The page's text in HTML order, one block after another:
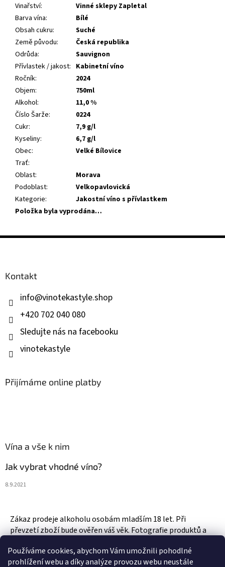
Používáme cookies, abychom Vám umožnili pohodlné
prohlížení webu a díky analýze provozu webu neustále
Vinařství:
Vinné sklepy Zapletal
Barva vína:
Bílé
Obsah cukru:
Suché
Země původu:
Česká republika
Odrůda:
Sauvignon
Přívlastek / jakost: Kabinetní víno
Ročník:
2024
Objem:
750ml
Alkohol:
11,0 %
Číslo Šarže:
0224
Cukr:
7,9 g/l
Kyseliny:
6,7 g/l
Obec:
Velké Bílovice
Trať:
Oblast:
Morava
Podoblast:
Velkopavlovická
Kategorie:
Jakostní víno s přívlastkem
Položka byla vyprodána…
Z
Kontakt
info@vinotekastyle.shop
+420 702 040 080
Sledujte nás na facebooku
vinotekastyle
Přijímáme online platby
Vína a vše k nim
Jak vybrat vhodné víno?
8.9.2021
Zákaz prodeje alkoholu osobám mladším 18 let. Při
převzetí zboží bude ověřen váš věk. Fotografie produktů a